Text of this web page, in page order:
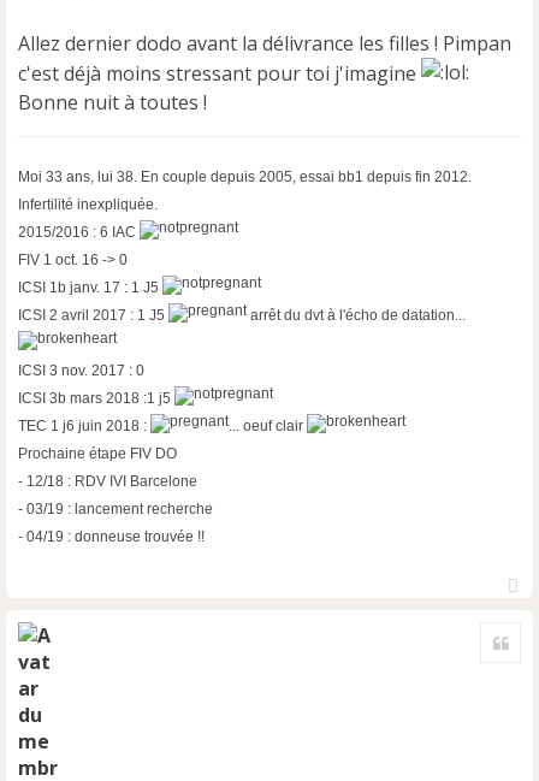
Allez dernier dodo avant la délivrance les filles ! Pimpan
c'est déjà moins stressant pour toi j'imagine
Bonne nuit à toutes !
Moi 33 ans, lui 38. En couple depuis 2005, essai bb1 depuis fin 2012.
Infertilité inexpliquée.
2015/2016 : 6 IAC
FIV 1 oct. 16 -> 0
ICSI 1b janv. 17 : 1 J5
ICSI 2 avril 2017 : 1 J5
arrêt du dvt à l'écho de datation...
ICSI 3 nov. 2017 : 0
ICSI 3b mars 2018 :1 j5
TEC 1 j6 juin 2018 :
... oeuf clair
Prochaine étape FIV DO
- 12/18 : RDV IVI Barcelone
- 03/19 : lancement recherche
- 04/19 : donneuse trouvée !!